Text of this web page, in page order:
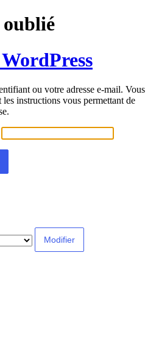
oublié
ou votre adresse e-mail. Vous
instructions vous permettant de